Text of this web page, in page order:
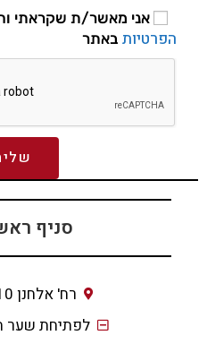
אני מאשר/ת שקראתי
הפרטיות באתר
סניף
רח' אלחנן 10, ראשון לציון
לפתיחת שער